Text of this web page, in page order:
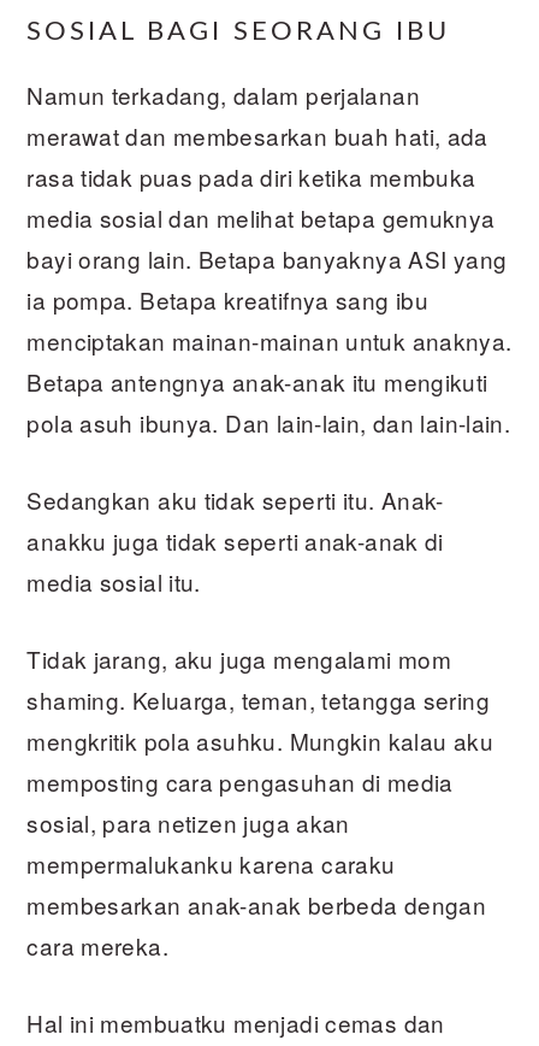
SOSIAL BAGI SEORANG IBU
Namun terkadang, dalam perjalanan
merawat dan membesarkan buah hati, ada
rasa tidak puas pada diri ketika membuka
media sosial dan melihat betapa gemuknya
bayi orang lain. Betapa banyaknya ASI yang
ia pompa. Betapa kreatifnya sang ibu
menciptakan mainan-mainan untuk anaknya.
Betapa antengnya anak-anak itu mengikuti
pola asuh ibunya. Dan lain-lain, dan lain-lain.
Sedangkan aku tidak seperti itu. Anak-
anakku juga tidak seperti anak-anak di
media sosial itu.
Tidak jarang, aku juga mengalami mom
shaming. Keluarga, teman, tetangga sering
mengkritik pola asuhku. Mungkin kalau aku
memposting cara pengasuhan di media
sosial, para netizen juga akan
mempermalukanku karena caraku
membesarkan anak-anak berbeda dengan
cara mereka.
Hal ini membuatku menjadi cemas dan